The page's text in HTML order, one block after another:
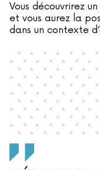
Vous découvrirez
et vous aurez la
dans un contexte